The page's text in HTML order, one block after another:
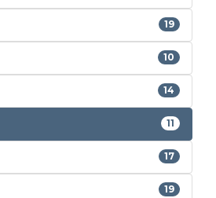
19
10
14
11
17
19